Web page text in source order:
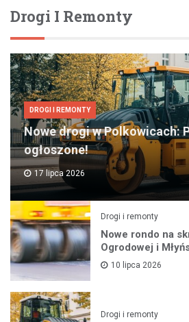
Drogi I Remonty
DROGI I REMONTY
Nowe drogi w Polkowicach:
ogłoszone!
17 lipca 2026
Drogi i remonty
Nowe rondo na
Ogrodowej i
10 lipca 2026
Drogi i remonty